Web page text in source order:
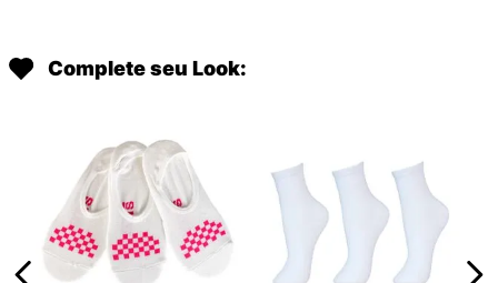
Complete seu Look: